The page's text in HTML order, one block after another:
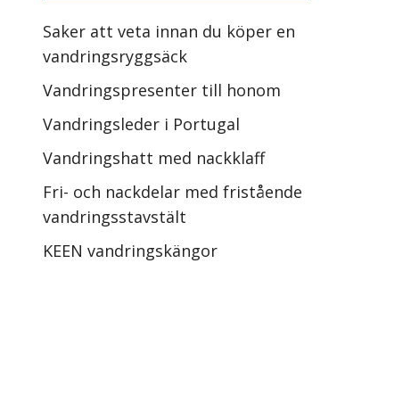
Saker att veta innan du köper en
vandringsryggsäck
Vandringspresenter till honom
Vandringsleder i Portugal
Vandringshatt med nackklaff
Fri- och nackdelar med fristående
vandringsstavstält
KEEN vandringskängor